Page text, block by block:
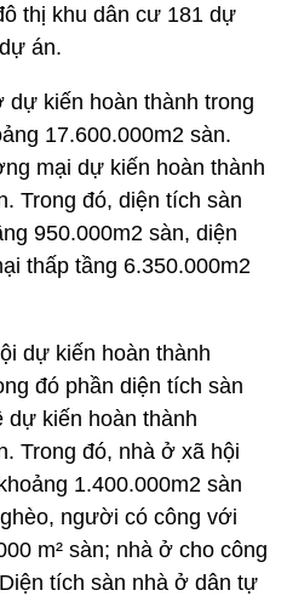
thị khu dân cư 181 dự
án.
kiến hoàn thành trong
17.600.000m2 sàn.
mại dự kiến hoàn thành
Trong đó, diện tích sàn
950.000m2 sàn, diện
thấp tầng 6.350.000m2
dự kiến hoàn thành
đó phần diện tích sàn
dự kiến hoàn thành
Trong đó, nhà ở xã hội
1.400.000m2 sàn
người có công với
m² sàn; nhà ở cho công
tích sàn nhà ở dân tự